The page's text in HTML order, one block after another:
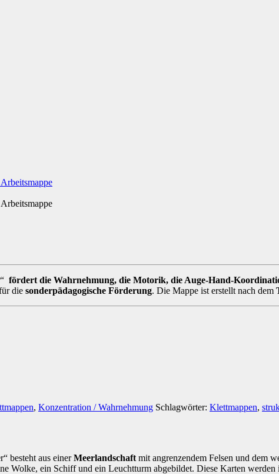
fördert die Wahrnehmung, die Motorik, die Auge-Hand-
die sonderpädagogische Förderung. Die Mappe ist erstellt nach dem
, Konzentration / Wahrnehmung Schlagwörter: Klettmappen,
besteht aus einerMeerlandschaft mit angrenzendem Felsen und dem
Wolke, ein Schiff und ein Leuchtturm abgebildet. Diese Karten werden